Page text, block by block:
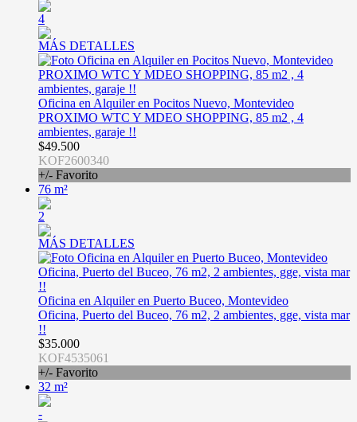
4
MÁS DETALLES
Oficina en Alquiler en Pocitos Nuevo, Montevideo
PROXIMO WTC Y MDEO SHOPPING, 85 m2 , 4
ambientes, garaje !!
$49.500
KOF2600340
+/- Favorito
76 m²
2
MÁS DETALLES
Oficina en Alquiler en Puerto Buceo, Montevideo
Oficina, Puerto del Buceo, 76 m2, 2 ambientes, gge, vista mar
!!
$35.000
KOF4535061
+/- Favorito
32 m²
-